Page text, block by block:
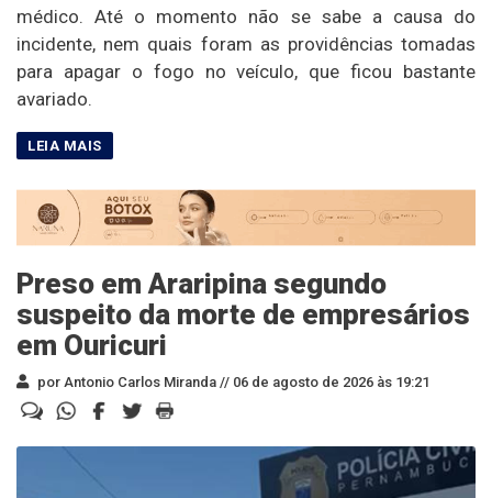
médico. Até o momento não se sabe a causa do
incidente, nem quais foram as providências tomadas
para apagar o fogo no veículo, que ficou bastante
avariado.
Preso em Araripina segundo
suspeito da morte de empresários
em Ouricuri
por Antonio Carlos Miranda // 06 de agosto de 2026 às 19:21